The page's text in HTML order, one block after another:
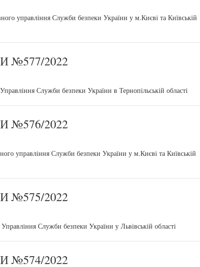
управління Служби безпеки України у м.Києві та Київській
№577/2022
Служби безпеки України в Тернопільській області
№576/2022
управління Служби безпеки України у м.Києві та Київській
№575/2022
Служби безпеки України у Львівській області
№574/2022